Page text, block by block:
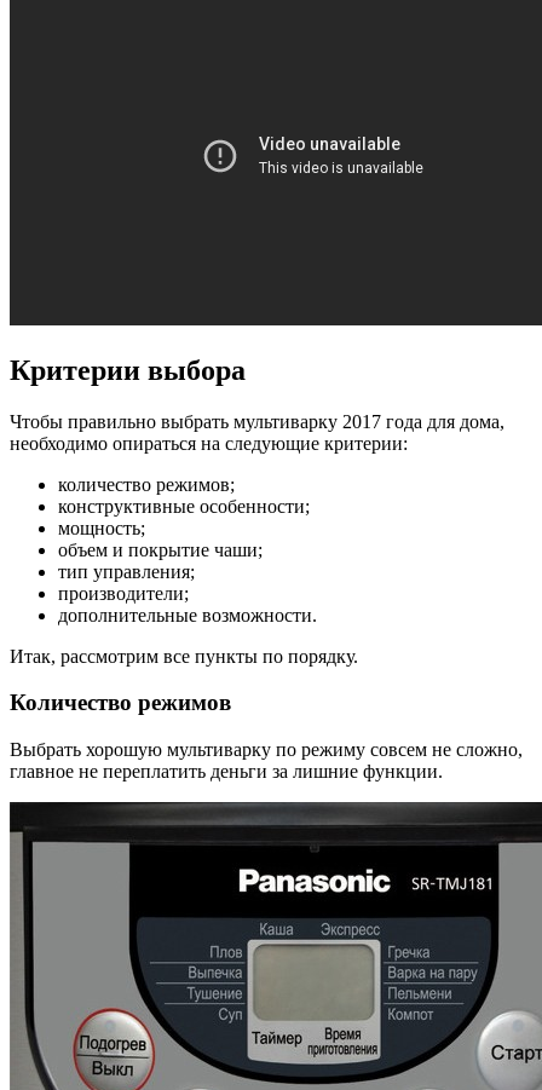
Критерии выбора
Чтобы правильно выбрать мультиварку 2017 года для дома,
необходимо опираться на следующие критерии:
количество режимов;
конструктивные особенности;
мощность;
объем и покрытие чаши;
тип управления;
производители;
дополнительные возможности.
Итак, рассмотрим все пункты по порядку.
Количество режимов
Выбрать хорошую мультиварку по режиму совсем не сложно,
главное не переплатить деньги за лишние функции.